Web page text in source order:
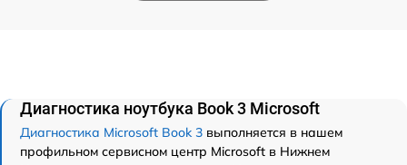
Диагностика ноутбука Book 3 Microsoft
Диагностика Microsoft Book 3 выполняется в нашем
профильном сервисном центр Microsoft в Нижнем